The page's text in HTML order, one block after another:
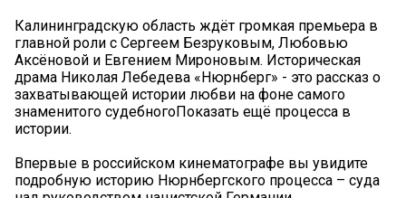
Калининградскую область ждёт громкая премьера в
главной роли с Сергеем Безруковым, Любовью
Аксёновой и Евгением Мироновым. Историческая
драма Николая Лебедева «Нюрнберг» - это рассказ о
захватывающей истории любви на фоне самого
знаменитого судебногоПоказать ещё процесса в
истории.
Впервые в российском кинематографе вы увидите
подробную историю Нюрнбергского процесса – суда